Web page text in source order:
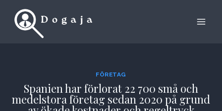
FÖRETAG
Spanien har förlorat 22 700 små och
medelstora företag sedan 2020 på grund